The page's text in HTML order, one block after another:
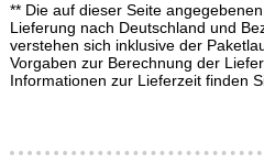
** Die auf dieser Seite
Lieferung nach Deutschland und
verstehen sich inklusive der
Vorgaben zur Berechnung der
Informationen zur Lieferzeit finden